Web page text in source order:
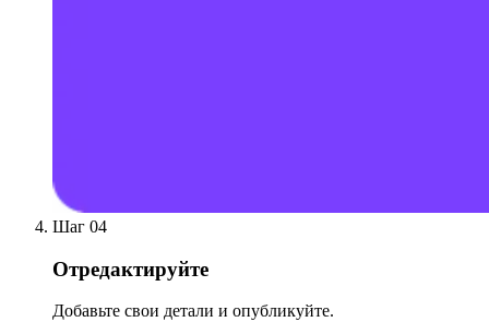
Шаг 04
Отредактируйте
Добавьте свои детали и опубликуйте.